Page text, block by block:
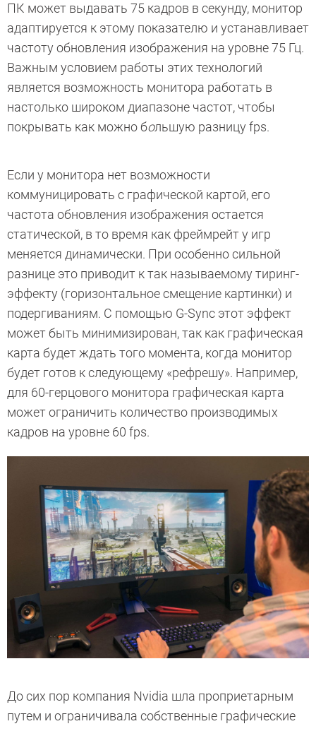
ПК может выдавать 75 кадров в секунду, монитор
адаптируется к этому показателю и устанавливает
частоту обновления изображения на уровне 75 Гц.
Важным условием работы этих технологий
является возможность монитора работать в
настолько широком диапазоне частот, чтобы
покрывать как можно большую разницу fps.
Если у монитора нет возможности
коммуницировать с графической картой, его
частота обновления изображения остается
статической, в то время как фреймрейт у игр
меняется динамически. При особенно сильной
разнице это приводит к так называемому тиринг-
эффекту (горизонтальное смещение картинки) и
подергиваниям. С помощью G-Sync этот эффект
может быть минимизирован, так как графическая
карта будет ждать того момента, когда монитор
будет готов к следующему «рефрешу». Например,
для 60-герцового монитора графическая карта
может ограничить количество производимых
кадров на уровне 60 fps.
До сих пор компания Nvidia шла проприетарным
путем и ограничивала собственные графические